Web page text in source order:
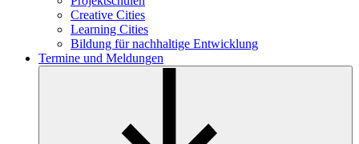
Creative Cities
Learning Cities
Bildung für nachhaltige Entwicklung
Termine und Meldungen